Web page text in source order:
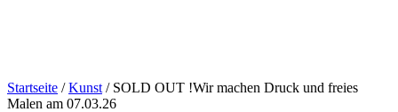
Startseite /Kunst / SOLD OUT !Wir machen Druck und freies
Malen am 07.03.26